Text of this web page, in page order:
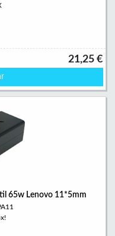
21,25 €
65w Lenovo 11*5mm